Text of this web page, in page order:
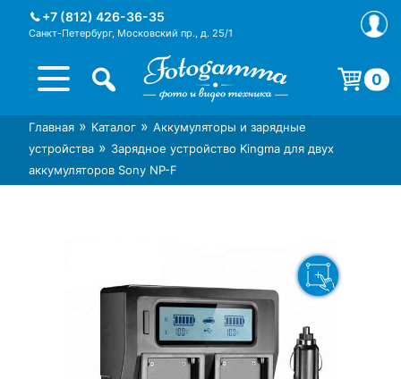
+7 (812) 426-36-35
Санкт-Петербург, Московский пр., д. 25/1
Интернет-магазин фототехники
Foto-Gamma в СПб
Магазин фотоаксессуаров foto-
gamma.ru
0
Корзина пуста.
Главная » Каталог » Аккумуляторы и зарядные
устройства » Зарядное устройство Kingma для двух
аккумуляторов Sony NP-F